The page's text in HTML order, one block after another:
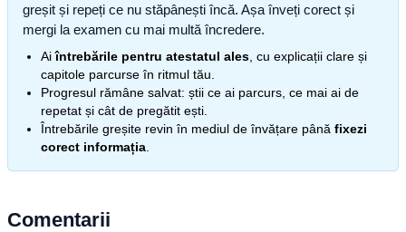
greșit și repeți ce nu stăpânești încă. Așa înveți corect și
mergi la examen cu mai multă încredere.
Aiîntrebările pentru atestatul ales , cu explicații clare și
capitole parcurse în ritmul tău.
Progresul rămâne salvat: știi ce ai parcurs, ce mai ai de
repetat și cât de pregătit ești.
Întrebările greșite revin în mediul de învățare până fixezi
corect informația
Comentarii